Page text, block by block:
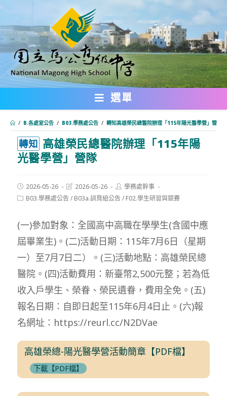
轉
主
要
內
選單
/ B.各處室公告 / B03.學務處公告 / 轉知高雄榮民總醫院辦理「115年陽光醫學營」營隊
轉知 高雄榮民總醫院辦理「115年陽
光醫學營」營隊
Post
published:
2026-05-26
Post
last
modified:
2026-05-26
Post
author:
學務處幹事
PostB03.學務處公告/ B03a.訓育組公告/ F02.學生研習與競賽
(一)參加對象：全國高中高職在學學生(含國中應
屆畢業生)。(二)活動日期：115年7月6日（星期
一）至7月7日二）。(三)活動地點：高雄榮民總
醫院。(四)活動費用：新臺幣2,500元整；若為低
收入戶學生、榮眷、榮民遺眷，費用全免。(五)
報名日期：自即日起至115年6月4日止。(六)報
名網址：https://reurl.cc/N2DVae
高雄榮總-陽光醫學營活動簡章【PDF檔】
下載【PDF檔】